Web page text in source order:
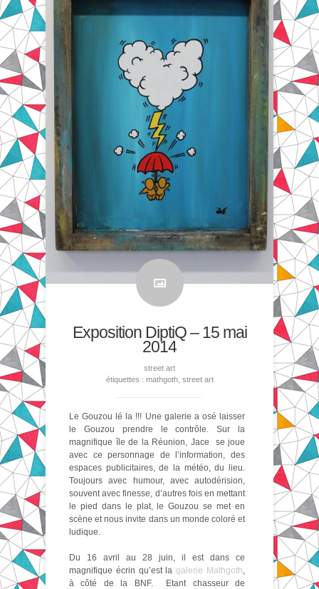
Exposition DiptiQ – 15 mai
2014
street art
étiquettes : mathgoth, street art
Le Gouzou lé la !!! Une galerie a osé laisser
le Gouzou prendre le contrôle. Sur la
magnifique île de la Réunion, Jace se joue
avec ce personnage de l’information, des
espaces publicitaires, de la météo, du lieu.
Toujours avec humour, avec autodérision,
souvent avec finesse, d’autres fois en mettant
le pied dans le plat, le Gouzou se met en
scène et nous invite dans un monde coloré et
ludique.
Du 16 avril au 28 juin, il est dans ce
magnifique écrin qu’est lagalerie Mathgoth,
à côté de la BNF. Etant chasseur de